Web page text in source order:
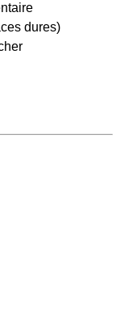
dures)